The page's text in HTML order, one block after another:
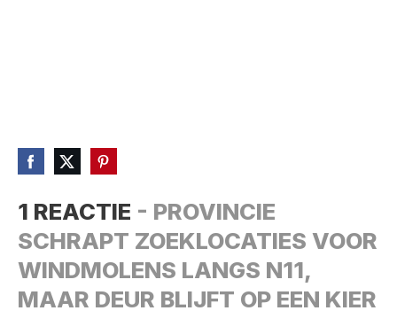
1 REACTIE - PROVINCIE
SCHRAPT ZOEKLOCATIES VOOR
WINDMOLENS LANGS N11,
MAAR DEUR BLIJFT OP EEN KIER